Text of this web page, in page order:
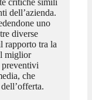
critiche simili
dell’azienda.
uno
diverse
rapporto tra la
miglior
che